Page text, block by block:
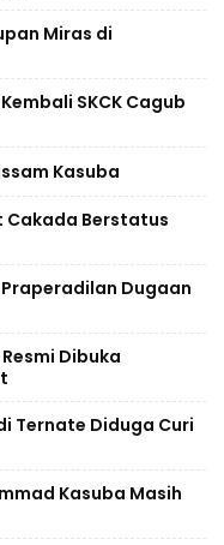
Miras di
SKCK Cagub
Kasuba
Cakada Berstatus
Dugaan
Dibuka
Ternate Diduga Curi
Kasuba Masih